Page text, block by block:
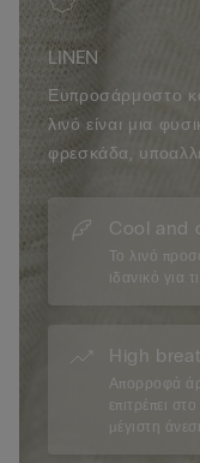
LINEN
Ευπροσάρμοστο
λινό είναι μια
φρεσκάδα,
Cool and
Το λινό
ιδανικό για
High
Απορροφά
επιτρέπει
μέγιστη